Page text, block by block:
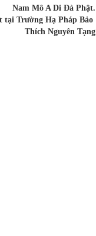
Nam Mô A Di Đà Phật.
tại Trường Hạ Pháp Bảo
Thích Nguyên Tạng